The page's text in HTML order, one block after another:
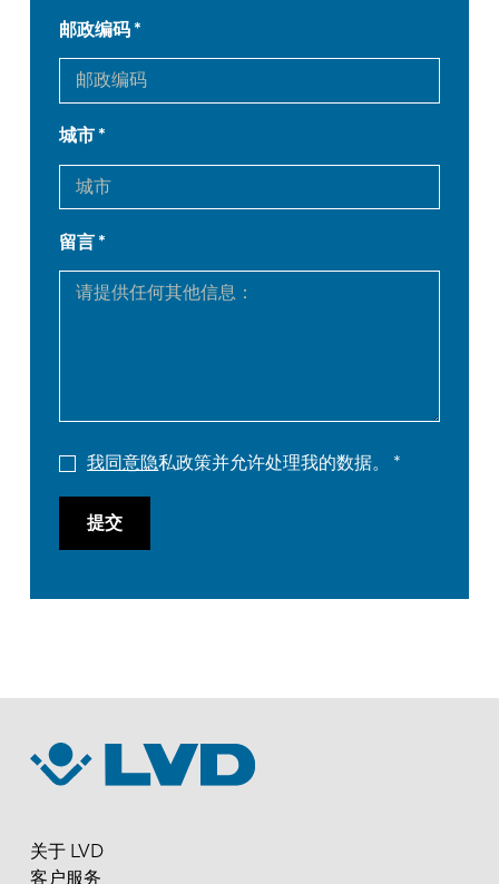
邮政编码
城市
留言
我同意隐私政策并允许处理我的数据。
提交
关于 LVD
客户服务